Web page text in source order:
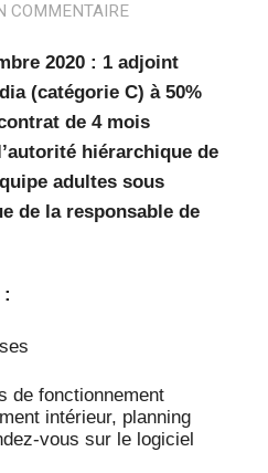
COMMENTAIRE
2020 : 1 adjoint
(catégorie C) à 50%
de 4 mois
hiérarchique de
adultes sous
de la responsable de
:
de fonctionnement
intérieur, planning
vous sur le logiciel